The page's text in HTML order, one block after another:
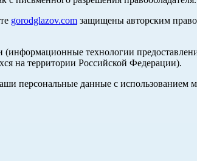
gorodglazov.com защищены авторским
технологии
на территории Российской Федерации).
персональные данные с использованием